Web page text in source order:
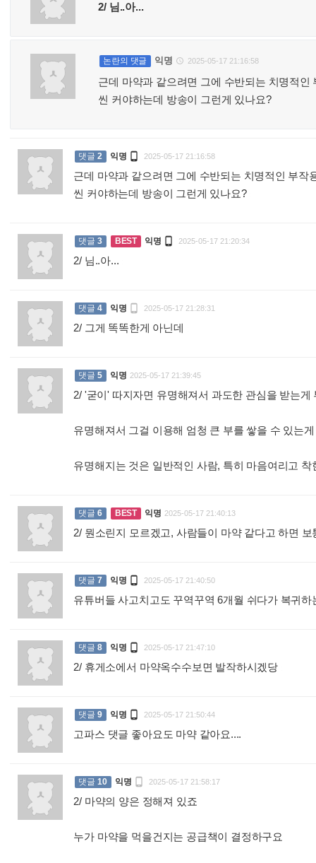
2/ 님..아...
논란의 댓글 익명  2025-05-17 21:16:58
근데 마약과 같으려면 그에 수반되는 치명적
씬 커야하는데 방송이 그런게 있나요?
댓글 2 익명  2025-05-17 21:16:58
근데 마약과 같으려면 그에 수반되는 치명적인 부
씬 커야하는데 방송이 그런게 있나요?
댓글 3 BEST 익명  2025-05-17 21:20:34
2/ 님..아...
댓글 4 익명  2025-05-17 21:28:31
2/ 그게 똑똑한게 아닌데
댓글 5 익명 2025-05-17 21:39:45
2/ '굳이' 따지자면 유명해져서 과도한 관심을 받는게
유명해져서 그걸 이용해 엄청 큰 부를 쌓을 수 있는
유명해지는 것은 일반적인 사람, 특히 마음여리고
댓글 6 BEST 익명 2025-05-17 21:40:13
2/ 뭔소린지 모르겠고, 사람들이 마약 같다고 하면
댓글 7 익명  2025-05-17 21:40:50
유튜버들 사고치고도 꾸역꾸역 6개월 쉬다가 복귀
댓글 8 익명  2025-05-17 21:47:10
2/ 휴게소에서 마약옥수수보면 발작하시겠당
댓글 9 익명  2025-05-17 21:50:44
고파스 댓글 좋아요도 마약 같아요....
댓글 10 익명  2025-05-17 21:58:17
2/ 마약의 양은 정해져 있죠
누가 마약을 먹을건지는 공급책이 결정하구요